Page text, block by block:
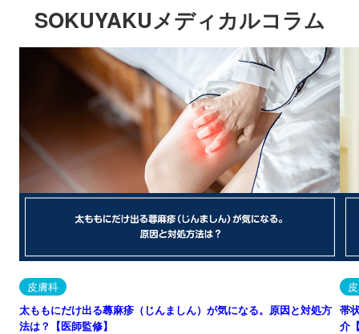
SOKUYAKUメディカルコラム
皮膚科
太ももにだけ出る蕁麻疹（じんましん）が気になる。原因と対処方
法は？【医師監修】
帯
介